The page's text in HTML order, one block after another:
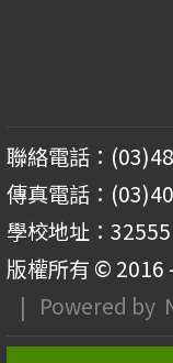
聯絡電話：
傳真電話：
學校地址：
版權所有 © 2016
| Powered by